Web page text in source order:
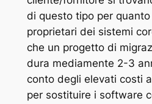
di questo tipo per
proprietari dei sistemi
che un progetto di
dura mediamente 2-3
conto degli elevati costi
per sostituire i software